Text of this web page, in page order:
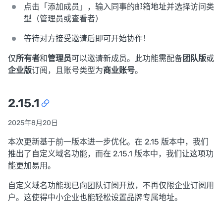
点击「添加成员」，输入同事的邮箱地址并选择访问类
型（管理员或查看者）
等待对方接受邀请后即可开始协作！
仅所有者和管理员可以邀请新成员。此功能需配备团队版或
企业版订阅，且账号类型为商业账号。
2.15.1
2025年8月20日
本次更新基于前一版本进一步优化。在 2.15 版本中，我们
推出了自定义域名功能，而在 2.15.1 版本中，我们让这项功
能更加易用。
自定义域名功能现已向团队订阅开放，不再仅限企业订阅用
户。这使得中小企业也能轻松设置品牌专属地址。